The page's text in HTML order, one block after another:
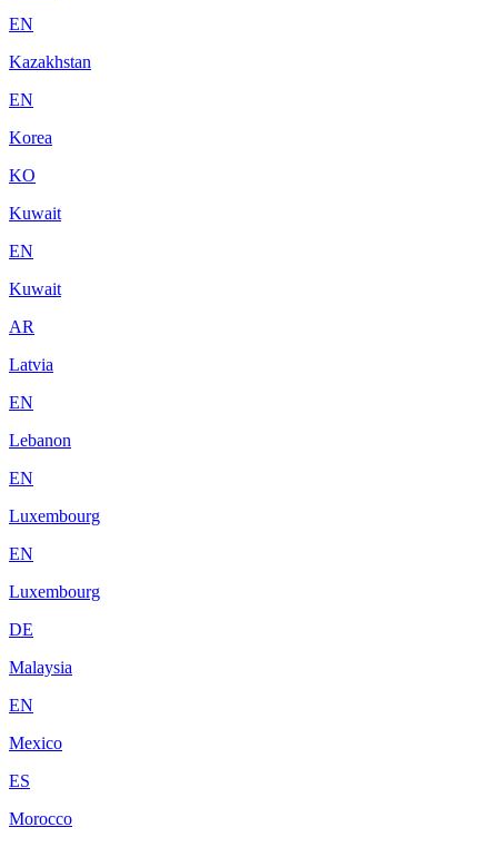
EN
Kazakhstan
EN
Korea
KO
Kuwait
EN
Kuwait
AR
Latvia
EN
Lebanon
EN
Luxembourg
EN
Luxembourg
DE
Malaysia
EN
Mexico
ES
Morocco